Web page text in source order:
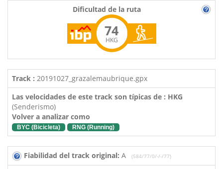
Dificultad de la ruta
74
HKG
Track : 20191027_grazalemaubrique.gpx
Las velocidades de este track son típicas de : HKG
(Senderismo)
Volver a analizar como
BYC (Bicicleta) RNG (Running)
Fiabilidad del track original: A (584/77/0/-/-/77)